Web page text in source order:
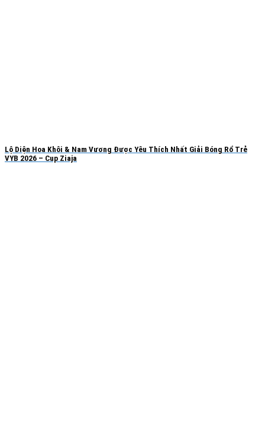
Lộ Diện Hoa Khôi & Nam Vương Được Yêu Thích Nhất Giải Bóng Rổ Trẻ
VYB 2026 – Cup Ziaja